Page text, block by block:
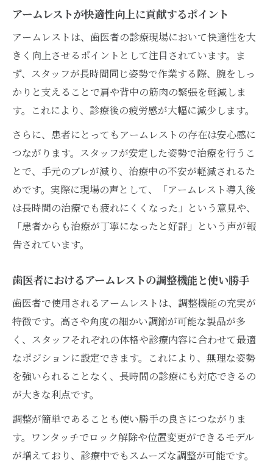
アームレストが快適性向上に貢献するポイント
アームレストは、歯医者の診療現場において快適性を大
きく向上させるポイントとして注目されています。ま
ず、スタッフが長時間同じ姿勢で作業する際、腕をしっ
かりと支えることで肩や背中の筋肉の緊張を軽減しま
す。これにより、診療後の疲労感が大幅に減少します。
さらに、患者にとってもアームレストの存在は安心感に
つながります。スタッフが安定した姿勢で治療を行うこ
とで、手元のブレが減り、治療中の不安が軽減されるた
めです。実際に現場の声として、「アームレスト導入後
は長時間の治療でも疲れにくくなった」という意見や、
「患者からも治療が丁寧になったと好評」という声が報
告されています。
歯医者におけるアームレストの調整機能と使い勝手
歯医者で使用されるアームレストは、調整機能の充実が
特徴です。高さや角度の細かい調節が可能な製品が多
く、スタッフそれぞれの体格や診療内容に合わせて最適
なポジションに設定できます。これにより、無理な姿勢
を強いられることなく、長時間の診療にも対応できるの
が大きな利点です。
調整が簡単であることも使い勝手の良さにつながりま
す。ワンタッチでロック解除や位置変更ができるモデル
が増えており、診療中でもスムーズな調整が可能です。